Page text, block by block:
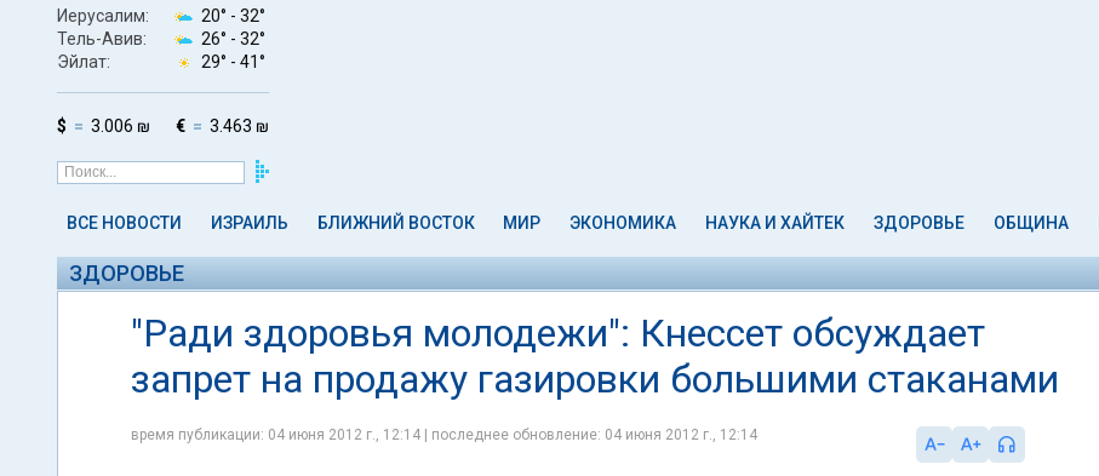
Иерусалим: 20° - 32°
Тель-Авив:
26° - 32°
Эйлат:
29° - 41°
$ 3.006 ₪ € 3.463 ₪
ВСЕ НОВОСТИ ИЗРАИЛЬ БЛИЖНИЙ ВОСТОК МИР ЭКОНОМИКА НАУКА И ХАЙТЕК ЗДОРОВЬЕ ОБЩИНА
ЗДОРОВЬЕ
"Ради здоровья молодежи": Кнессет обсуждает
запрет на продажу газировки большими стаканами
время публикации: 04 июня 2012 г., 12:14 | последнее обновление: 04 июня 2012 г., 12:14